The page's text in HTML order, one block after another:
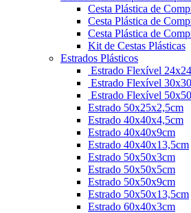
Cesta Plástica de
Cesta Plástica de
Cesta Plástica de
Kit de Cestas Plásticas
Estrados Plásticos
Estrado Flexível
Estrado Flexível
Estrado Flexível
Estrado 50x25x2,5cm
Estrado 40x40x4,5cm
Estrado 40x40x9cm
Estrado 40x40x13,5cm
Estrado 50x50x3cm
Estrado 50x50x5cm
Estrado 50x50x9cm
Estrado 50x50x13,5cm
Estrado 60x40x3cm